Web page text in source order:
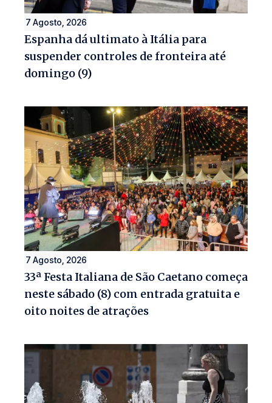
7 Agosto, 2026
Espanha dá ultimato à Itália para
suspender controles de fronteira até
domingo (9)
7 Agosto, 2026
33ª Festa Italiana de São Caetano começa
neste sábado (8) com entrada gratuita e
oito noites de atrações